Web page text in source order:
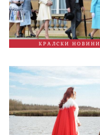
КРАЛСКИ НОВИНИ